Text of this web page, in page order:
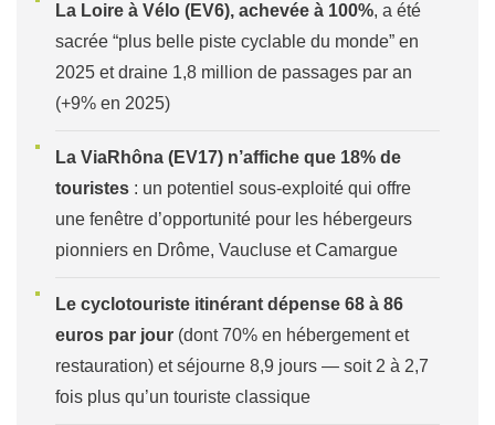
La Loire à Vélo (EV6), achevée à 100%, a été
sacrée “plus belle piste cyclable du monde” en
2025 et draine 1,8 million de passages par an
(+9% en 2025)
La ViaRhôna (EV17) n’affiche que 18% de
touristes : un potentiel sous-exploité qui offre
une fenêtre d’opportunité pour les hébergeurs
pionniers en Drôme, Vaucluse et Camargue
Le cyclotouriste itinérant dépense 68 à 86
euros par jour (dont 70% en hébergement et
restauration) et séjourne 8,9 jours — soit 2 à 2,7
fois plus qu’un touriste classique